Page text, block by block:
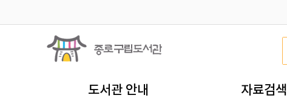
도서관 안내 자료검색